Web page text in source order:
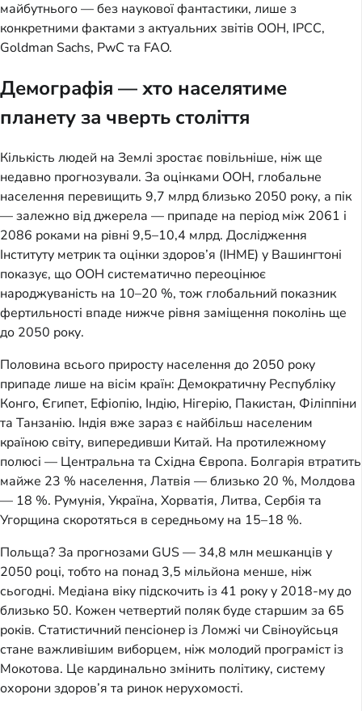
майбутнього — без наукової фантастики, лише з
конкретними фактами з актуальних звітів ООН, IPCC,
Goldman Sachs, PwC та FAO.
Демографія — хто населятиме
планету за чверть століття
Кількість людей на Землі зростає повільніше, ніж ще
недавно прогнозували. За оцінками ООН, глобальне
населення перевищить 9,7 млрд близько 2050 року, а пік
— залежно від джерела — припаде на період між 2061 і
2086 роками на рівні 9,5–10,4 млрд. Дослідження
Інституту метрик та оцінки здоров’я (IHME) у Вашингтоні
показує, що ООН систематично переоцінює
народжуваність на 10–20 %, тож глобальний показник
фертильності впаде нижче рівня заміщення поколінь ще
до 2050 року.
Половина всього приросту населення до 2050 року
припаде лише на вісім країн: Демократичну Республіку
Конго, Єгипет, Ефіопію, Індію, Нігерію, Пакистан, Філіппіни
та Танзанію. Індія вже зараз є найбільш населеним
країною світу, випередивши Китай. На протилежному
полюсі — Центральна та Східна Європа. Болгарія втратить
майже 23 % населення, Латвія — близько 20 %, Молдова
— 18 %. Румунія, Україна, Хорватія, Литва, Сербія та
Угорщина скоротяться в середньому на 15–18 %.
Польща? За прогнозами GUS — 34,8 млн мешканців у
2050 році, тобто на понад 3,5 мільйона менше, ніж
сьогодні. Медіана віку підскочить із 41 року у 2018-му до
близько 50. Кожен четвертий поляк буде старшим за 65
років. Статистичний пенсіонер із Ломжі чи Свіноуйсьця
стане важливішим виборцем, ніж молодий програміст із
Мокотова. Це кардинально змінить політику, систему
охорони здоров’я та ринок нерухомості.